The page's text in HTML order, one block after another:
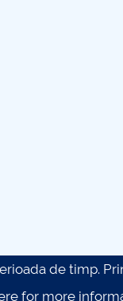
de timp.
for more